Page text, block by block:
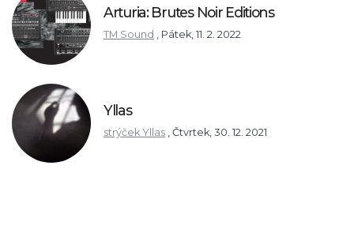
Arturia: Brutes Noir Editions
TM Sound Pátek, 11. 2. 2022
Yllas
strýček Yllas Čtvrtek, 30. 12. 2021